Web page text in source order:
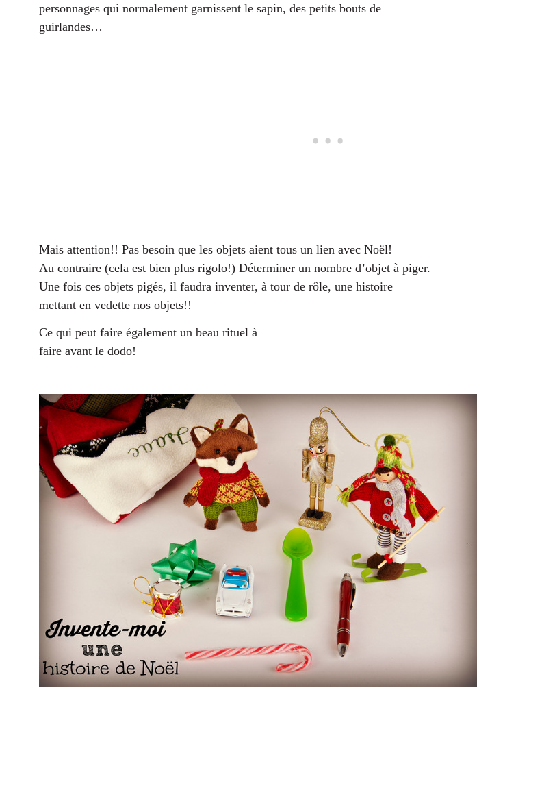
personnages qui normalement garnissent le sapin, des petits bouts de
guirlandes…
Mais attention!! Pas besoin que les objets aient tous un lien avec Noël!
Au contraire (cela est bien plus rigolo!) Déterminer un nombre d’objet à piger.
Une fois ces objets pigés, il faudra inventer, à tour de rôle, une histoire
mettant en vedette nos objets!!
Ce qui peut faire également un beau rituel à
faire avant le dodo!